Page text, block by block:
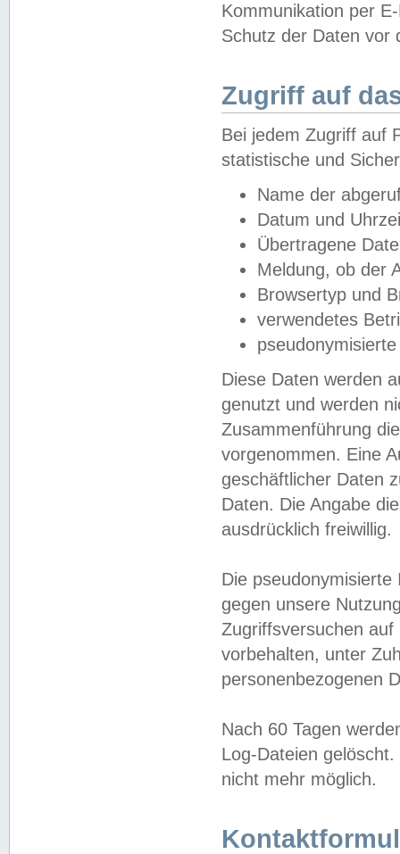
Kommunikation per
Schutz der Daten vor
Zugriff auf
Bei jedem Zugriff auf
statistische und
Name der
Datum und
Übertragene
Meldung, ob der
Browsertyp und
verwendetes
Diese Daten werden
genutzt und werden
Zusammenführung
vorgenommen. Eine
geschäftlicher Daten
Daten. Die Angabe
ausdrücklich freiwillig.
Die
gegen unsere
Zugriffsversuchen
vorbehalten, unter
personenbezogenen
Nach 60 Tagen
Log-Dateien
nicht mehr möglich.